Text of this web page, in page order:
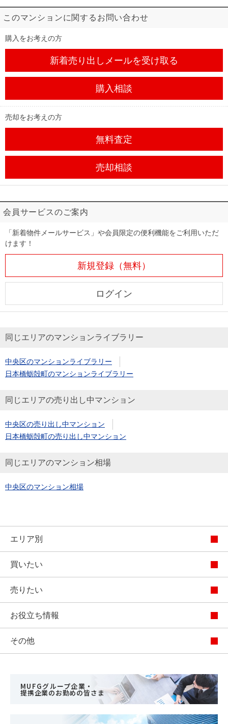
このマンションに関するお問い合わせ
購入をお考えの方
新着売り出しメールを受け取る
購入相談
売却をお考えの方
無料査定
売却相談
会員サービスのご案内
「新着物件メールサービス」や会員限定の便利機能をご利用いただ
けます！
新規登録（無料）
ログイン
同じエリアのマンションライブラリー
中央区のマンションライブラリー
日本橋蛎殻町のマンションライブラリー
同じエリアの売り出し中マンション
中央区の売り出し中マンション
日本橋蛎殻町の売り出し中マンション
同じエリアのマンション相場
中央区のマンション相場
エリア別
買いたい
売りたい
お役立ち情報
その他
MUFGグループ企業・
提携企業のお勤めの皆さま